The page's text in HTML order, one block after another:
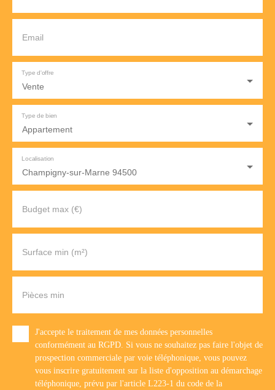
Email
Vente
Type d'offre
Appartement
Type de bien
Champigny-sur-Marne 94500
Localisation
Budget max (€)
Surface min (m²)
Pièces min
J'accepte le traitement de mes données personnelles
conformément au RGPD. Si vous ne souhaitez pas faire l'objet de
prospection commerciale par voie téléphonique, vous pouvez
vous inscrire gratuitement sur la liste d'opposition au démarchage
téléphonique, prévu par l'article L223-1 du code de la